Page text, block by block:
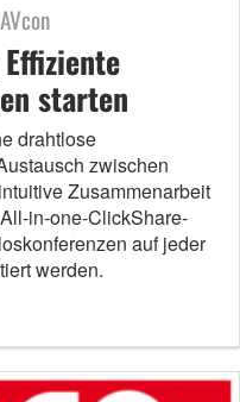
starten
drahtlose
zwischen
Zusammenarbeit
in-one-ClickShare-
auf jeder
werden.